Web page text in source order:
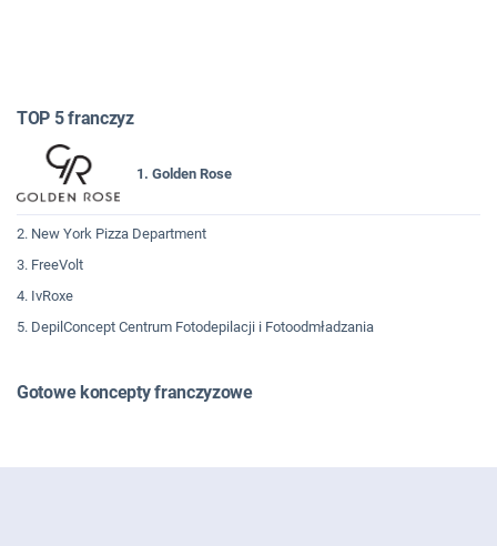
TOP 5 franczyz
1. Golden Rose
2. New York Pizza Department
3. FreeVolt
4. IvRoxe
5. DepilConcept Centrum Fotodepilacji i Fotoodmładzania
Gotowe koncepty franczyzowe